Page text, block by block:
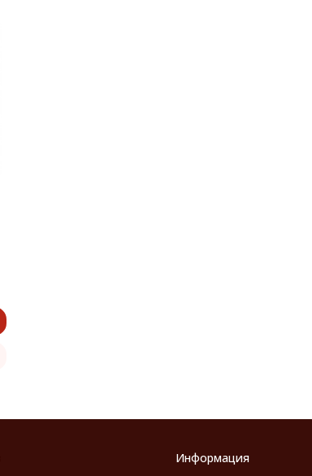
Информация